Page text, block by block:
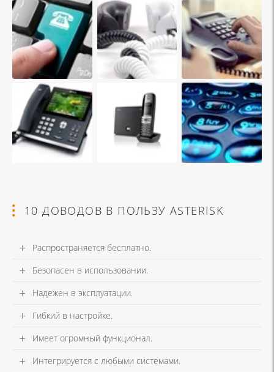
10 ДОВОДОВ В ПОЛЬЗУ ASTERISK
Распространяется бесплатно.
Безопасен в использовании.
Надежен в эксплуатации.
Гибкий в настройке.
Имеет огромный функционал.
Интегрируется с любыми системами.